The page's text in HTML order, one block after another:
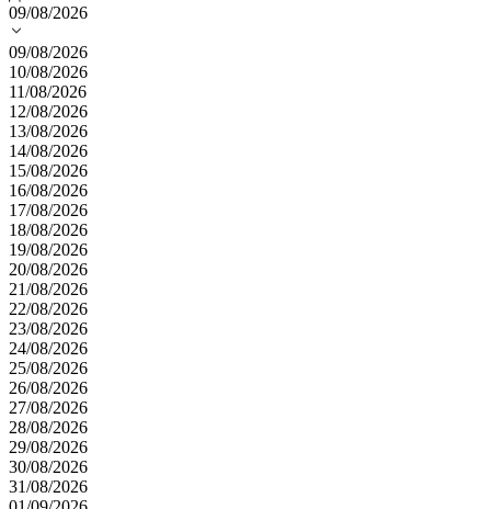
09/08/2026
09/08/2026
10/08/2026
11/08/2026
12/08/2026
13/08/2026
14/08/2026
15/08/2026
16/08/2026
17/08/2026
18/08/2026
19/08/2026
20/08/2026
21/08/2026
22/08/2026
23/08/2026
24/08/2026
25/08/2026
26/08/2026
27/08/2026
28/08/2026
29/08/2026
30/08/2026
31/08/2026